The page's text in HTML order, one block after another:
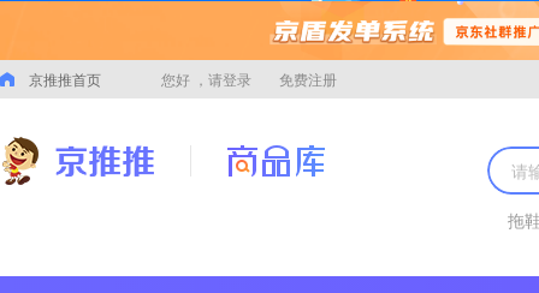
京推推首页 您好 ，请登录 免费注册
拖